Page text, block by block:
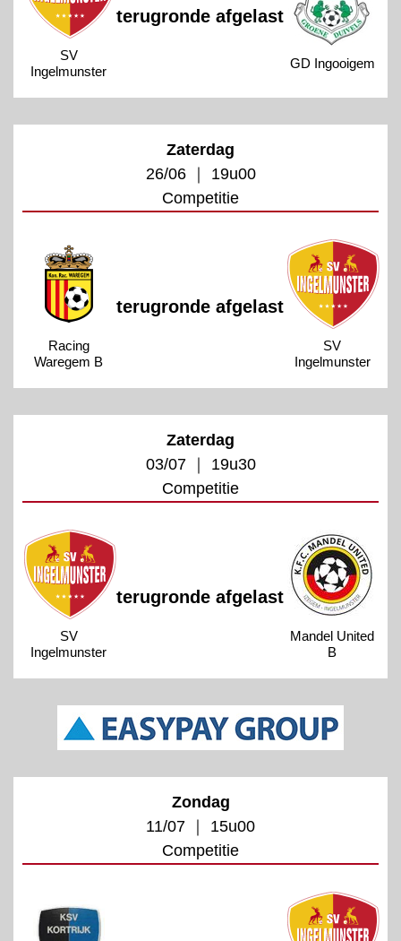
SV
Ingelmunster
terugronde afgelast
GD Ingooigem
Zaterdag
26/06 ｜ 19u00
Competitie
Racing
Waregem B
terugronde afgelast
SV
Ingelmunster
Zaterdag
03/07 ｜ 19u30
Competitie
SV
Ingelmunster
terugronde afgelast
Mandel United
B
Zondag
11/07 ｜ 15u00
Competitie